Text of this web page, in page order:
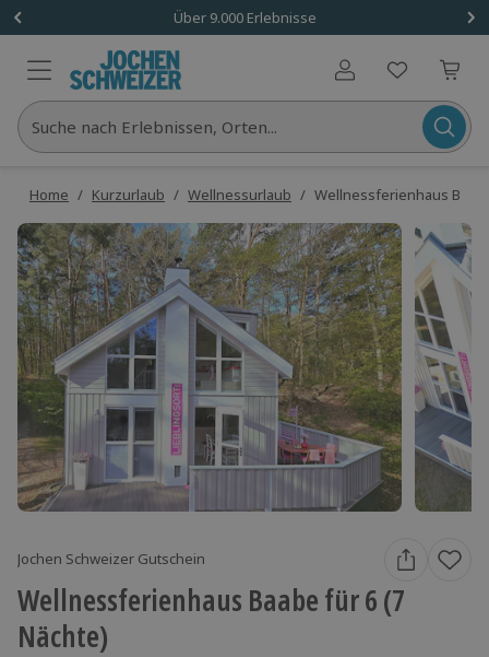
Über 9.000 Erlebnisse
Benutzerkonto
Suche nach Erlebnissen, Orten...
Home / Kurzurlaub / Wellnessurlaub / Wellnessferienhaus
Jochen Schweizer Gutschein
Wellnessferienhaus Baabe für 6 (7
Nächte)